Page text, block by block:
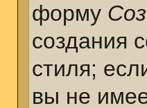
форму
создания
стиля;
вы не